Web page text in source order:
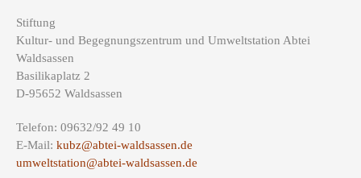
Stiftung
Kultur- und Begegnungszentrum und Umweltstation Abtei
Waldsassen
Basilikaplatz 2
D-95652 Waldsassen
Telefon: 09632/92 49 10
E-Mail: kubz@abtei-waldsassen.de
umweltstation@abtei-waldsassen.de